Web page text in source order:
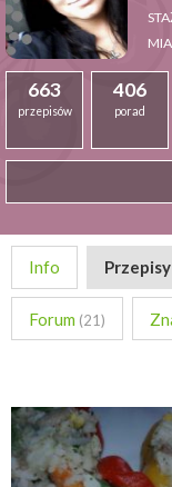
663
przepisów
406
porad
Info Przepisy
Forum (21)
Dodaj